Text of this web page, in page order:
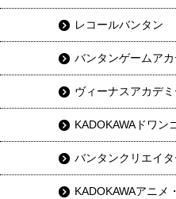
レコールバンタン
バンタンゲームア
ヴィーナスアカデミ
KADOKAWAドワン
バンタンクリエイ
KADOKAWAアニメ